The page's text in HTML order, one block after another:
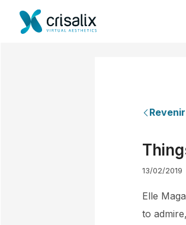
13/02/2019
Elle
to